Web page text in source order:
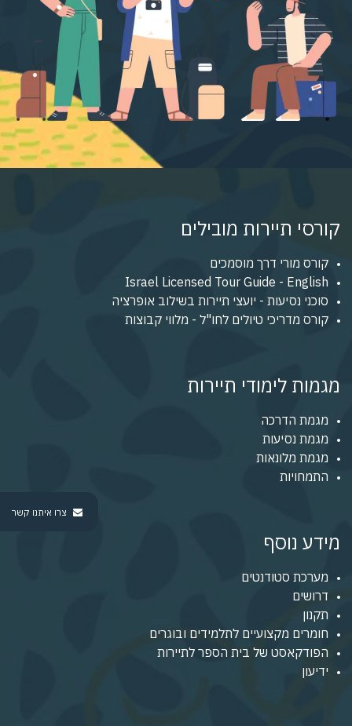
צרו איתנו קשר
קורסי תיירות מובילים
קורס מורי דרך מוסמכים
Israel Licensed Tour Guide - English
סוכני נסיעות - יועצי תיירות בשילוב אופרציה
קורס מדריכי טיולים לחו"ל - מלווי קבוצות
מגמות לימודי תיירות
מגמת הדרכה
מגמת נסיעות
מגמת מלונאות
התמחויות
מידע נוסף
מערכת סטודנטים
דרושים
תקנון
חומרים מקצועיים לתלמידים ובוגרים
הפודקאסט של בית הספר לתיירות
ידיעון